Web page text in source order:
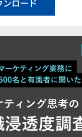
ロード